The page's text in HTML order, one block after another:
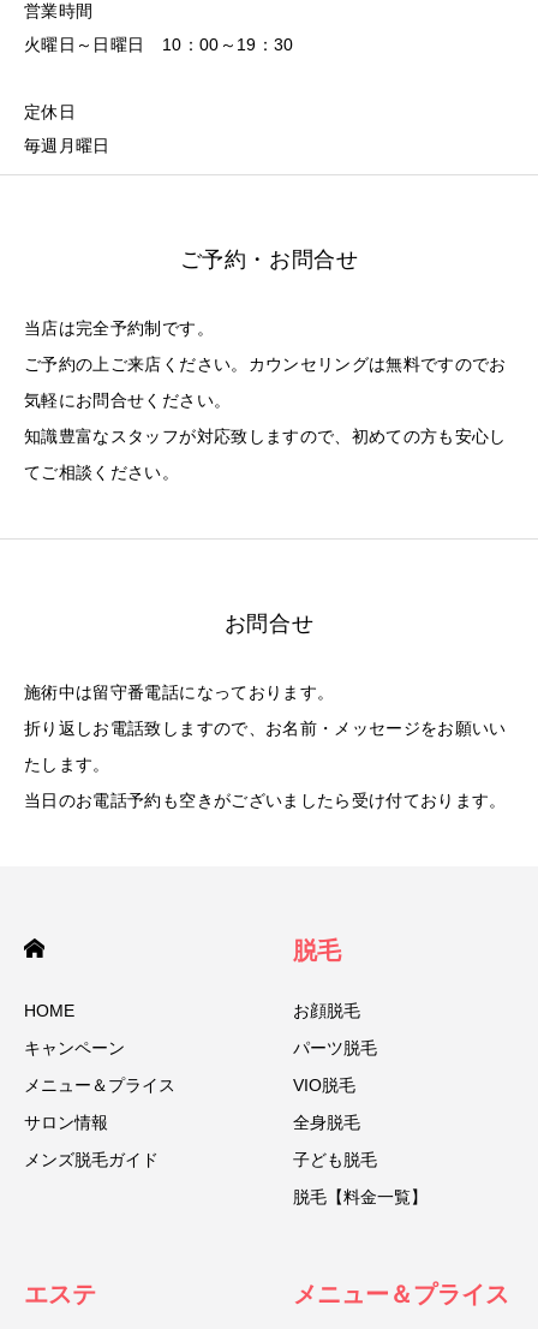
営業時間
火曜日～日曜日 10：00～19：30
定休日
毎週月曜日
ご予約・お問合せ
当店は完全予約制です。
ご予約の上ご来店ください。カウンセリングは無料ですのでお
気軽にお問合せください。
知識豊富なスタッフが対応致しますので、初めての方も安心し
てご相談ください。
お問合せ
施術中は留守番電話になっております。
折り返しお電話致しますので、お名前・メッセージをお願いい
たします。
当日のお電話予約も空きがございましたら受け付ております。
HOME
キャンペーン
メニュー＆プライス
サロン情報
メンズ脱毛ガイド
脱毛
お顔脱毛
パーツ脱毛
VIO脱毛
全身脱毛
子ども脱毛
脱毛【料金一覧】
エステ メニュー＆プライス